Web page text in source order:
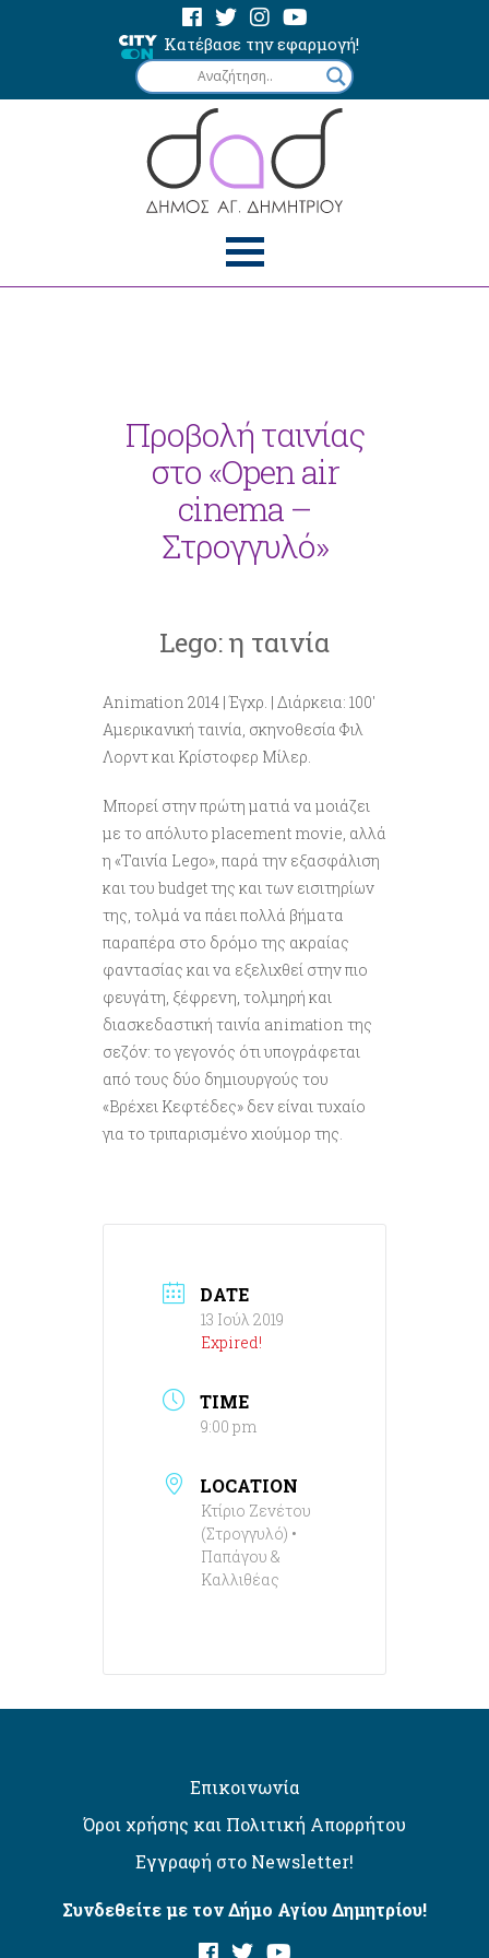
Κατέβασε την εφαρμογή!
Προβολή ταινίας
στο «Open air
cinema –
Στρογγυλό»
Lego: η ταινία
Animation 2014 | Έγχρ. | Διάρκεια: 100′
Aμερικανική ταινία, σκηνοθεσία Φιλ
Λορντ και Κρίστοφερ Μίλερ.
Μπορεί στην πρώτη ματιά να μοιάζει
με το απόλυτο placement movie, αλλά
η «Ταινία Lego», παρά την εξασφάλιση
και του budget της και των εισιτηρίων
της, τολμά να πάει πολλά βήματα
παραπέρα στο δρόμο της ακραίας
φαντασίας και να εξελιχθεί στην πιο
φευγάτη, ξέφρενη, τολμηρή και
διασκεδαστική ταινία animation της
σεζόν: το γεγονός ότι υπογράφεται
από τους δύο δημιουργούς του
«Βρέχει Κεφτέδες» δεν είναι τυχαίο
για το τριπαρισμένο χιούμορ της.
DATE
13 Ιούλ 2019
Expired!
TIME
9:00 pm
LOCATION
Κτίριο Ζενέτου
(Στρογγυλό) •
Παπάγου &
Καλλιθέας
Επικοινωνία
Όροι χρήσης και Πολιτική Απορρήτου
Εγγραφή στο Newsletter!
Συνδεθείτε με τον Δήμο Αγίου Δημητρίου!